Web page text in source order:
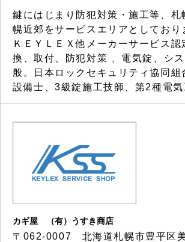
鍵にはじまり防犯対策・施工等、札
幌近郊をサービスエリアとしており
ＫＥＹＬＥＸ他メーカーサービス認
換、取付、防犯対策 、電気錠、シ
般。日本ロックセキュリティ協同組
設備士、3級錠施工技師、第2種電
カギ屋 （有）うすき商店
〒062-0007 北海道札幌市豊平区